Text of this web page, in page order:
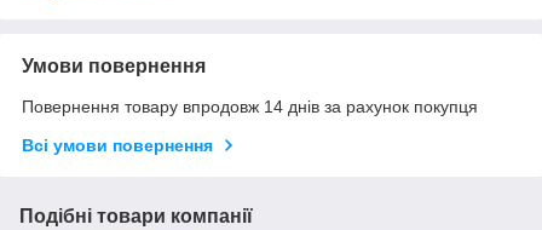
Умови повернення
Повернення товару впродовж 14 днів за рахунок покупця
Всі умови повернення
Подібні товари компанії